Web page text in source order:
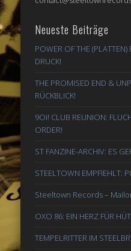
Neueste Beiträge
POWER OF THE
DRUCK!
THE PROMISED END &
RÜCKBLICK!
9Oi! CLUB REUNION:
ORDER!
ST FANZINE-ARCHIV: ES
STEELTOWN EMPFIEHLT:
Steeltown Records –
OXO 86: EIN HERZ FÜR
TEMPELRITTER IM